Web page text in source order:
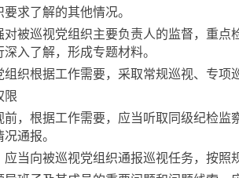
求了解的其他情况。
巡视党组织主要负责人的监督，重点
入了解，形成专题材料。
根据工作需要，采取常规巡视、专项巡
根据工作需要，应当听取同级纪检监
通报。
向被巡视党组织通报巡视任务，按照